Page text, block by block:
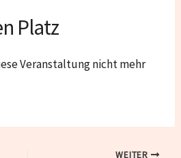
Platz
Veranstaltung nicht mehr
WEITER